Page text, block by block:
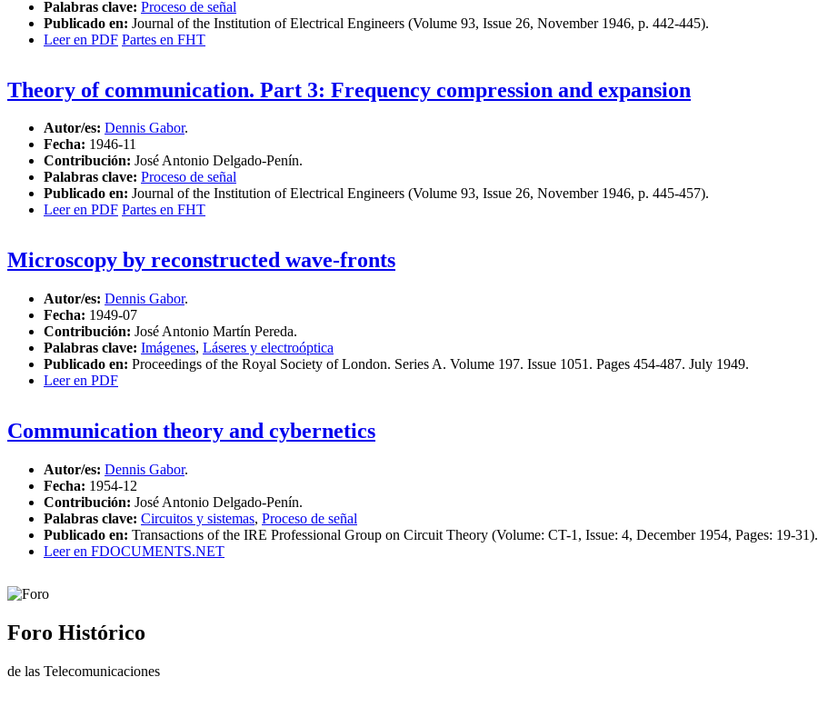
Palabras clave: Proceso de señal
Publicado en: Journal of the Institution of Electrical Engineers (Volume 93, Issue 26, November 1946, p. 442-445).
Leer en PDF Partes en FHT
Theory of communication. Part 3: Frequency compression and expansion
Autor/es: Dennis Gabor.
Fecha: 1946-11
Contribución: José Antonio Delgado-Penín.
Palabras clave: Proceso de señal
Publicado en: Journal of the Institution of Electrical Engineers (Volume 93, Issue 26, November 1946, p. 445-457).
Leer en PDF Partes en FHT
Microscopy by reconstructed wave-fronts
Autor/es: Dennis Gabor.
Fecha: 1949-07
Contribución: José Antonio Martín Pereda.
Palabras clave: Imágenes, Láseres y electroóptica
Publicado en: Proceedings of the Royal Society of London. Series A. Volume 197. Issue 1051. Pages 454-487. July 1949.
Leer en PDF
Communication theory and cybernetics
Autor/es: Dennis Gabor.
Fecha: 1954-12
Contribución: José Antonio Delgado-Penín.
Palabras clave: Circuitos y sistemas, Proceso de señal
Publicado en: Transactions of the IRE Professional Group on Circuit Theory (Volume: CT-1, Issue: 4, December 1954, Pages: 19-31).
Leer en FDOCUMENTS.NET
Foro Histórico
de las Telecomunicaciones